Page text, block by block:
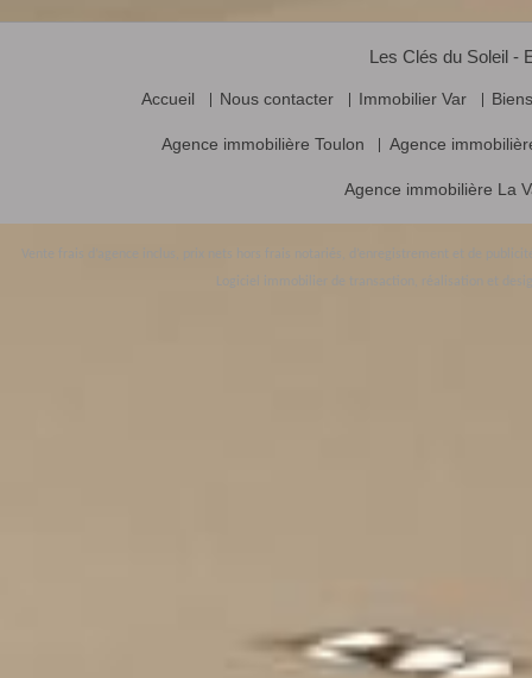
Les Clés du Soleil -
Accueil Nous contacter Immobilier Var
Agence immobilière Toulon Agence
Agence immobilière La